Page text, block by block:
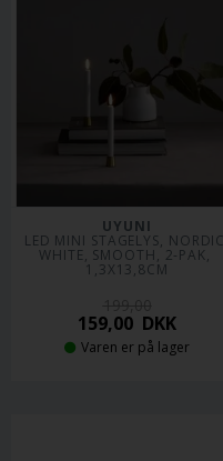
UYUNI
LED MINI STAGELYS, NORDIC
WHITE, SMOOTH, 2-PAK,
1,3X13,8CM
159,00 DKK
Varen er på lager